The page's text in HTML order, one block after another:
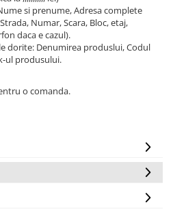
si prenume, Adresa complete
Numar, Scara, Bloc, etaj,
daca e cazul).
dorite: Denumirea produslui, Codul
ul produsului.
o comanda.